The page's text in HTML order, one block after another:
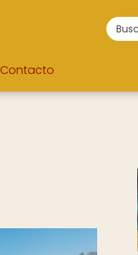
Contacto